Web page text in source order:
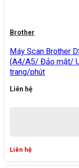
Brother
Máy Scan Brother
(A4/A5/ Đảo mặt/
trang/phút
Liên hệ
Liên hệ